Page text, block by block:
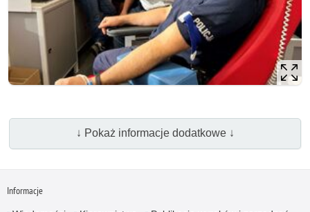
↓ Pokaż informacje dodatkowe ↓
Informacje